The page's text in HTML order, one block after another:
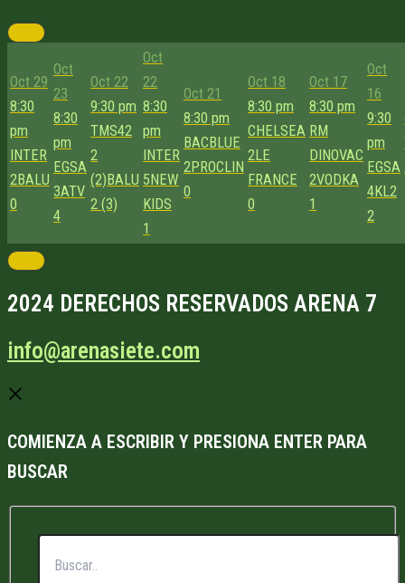
Oct 29
8:30
pm
INTER
2BALU
0
Oct
23
8:30
pm
EGSA
3ATV
4
Oct 22
9:30 pm
TMS42
2
(2)BALU
2 (3)
Oct
22
8:30
pm
INTER
5NEW
KIDS
1
Oct 21
8:30 pm
BACBLUE
2PROCLIN
0
Oct 18
8:30 pm
CHELSEA
2LE
FRANCE
0
Oct 17
8:30 pm
RM
DINOVAC
2VODKA
1
Oct
16
9:30
pm
EGSA
4KL2
2
2024 DERECHOS RESERVADOS ARENA 7
info@arenasiete.com
COMIENZA A ESCRIBIR Y PRESIONA ENTER PARA
BUSCAR